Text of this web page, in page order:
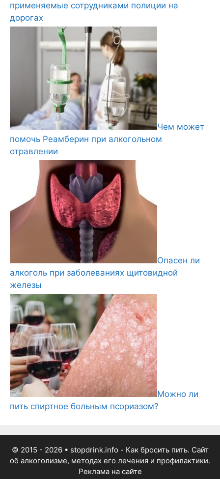
применяемые сотрудниками полиции на
дорогах
Чем может
помочь Реамберин при алкогольном
отравлении
Опасен ли
алкоголь при заболеваниях щитовидной
железы
Можно ли
пить спиртное больным псориазом?
© 2015 - 2026• stopdrink.info - Как бросить пить. Сайт
об алкоголизме, методах его лечения и профилактики.
Реклама на сайте